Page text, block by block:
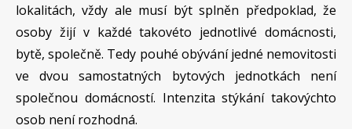
lokalitách, vždy ale musí být splněn předpoklad, že
osoby žijí v každé takovéto jednotlivé domácnosti,
bytě, společně. Tedy pouhé obývání jedné nemovitosti
ve dvou samostatných bytových jednotkách není
společnou domácností. Intenzita stýkání takovýchto
osob není rozhodná.